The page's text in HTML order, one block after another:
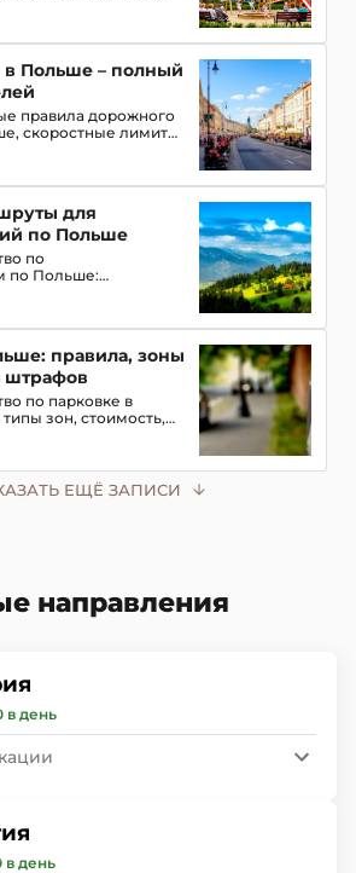
приложения
семьей
Польше – полный
правила дорожного
скоростные лимиты,
в
штрафов для
для
по Польше
по
по Польше:
замки, горы и
водителей
правила, зоны
штрафов
по парковке в
типы зон, стоимость,
штраф в 2026
ЕЩЁ ЗАПИСИ
направления
в день
в день